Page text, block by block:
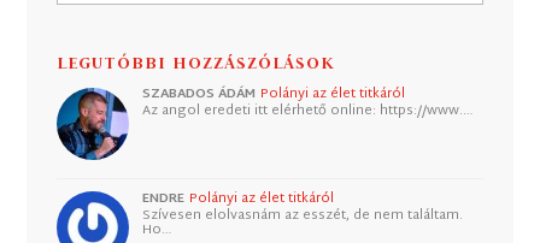
LEGUTÓBBI HOZZÁSZÓLÁSOK
SZABADOS ÁDÁM Polányi az élet titkáról
Az angol eredeti itt elérhető online: https://www.…
ENDRE Polányi az élet titkáról
Szívesen elolvasnám az esszét, de nem találtam.
Ho…